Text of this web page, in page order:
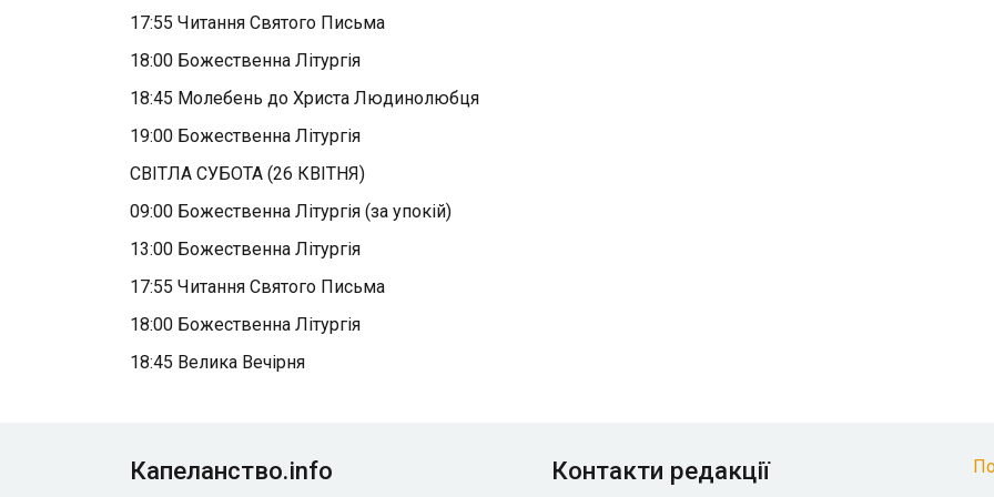
17:55 Читання Святого Письма
18:00 Божественна Літургія
18:45 Молебень до Христа Людинолюбця
19:00 Божественна Літургія
СВІТЛА СУБОТА (26 КВІТНЯ)
09:00 Божественна Літургія (за упокій)
13:00 Божественна Літургія
17:55 Читання Святого Письма
18:00 Божественна Літургія
18:45 Велика Вечірня
Капеланство.info Контакти редакції